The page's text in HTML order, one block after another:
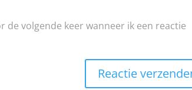
de volgende keer wanneer ik een reactie